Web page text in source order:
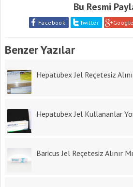
Bu Resmi
Facebook Twitter
Benzer Yazılar
Hepatubex Jel Reçetesiz
Hepatubex Jel Kullananlar
Baricus Jel Reçetesiz Alınır